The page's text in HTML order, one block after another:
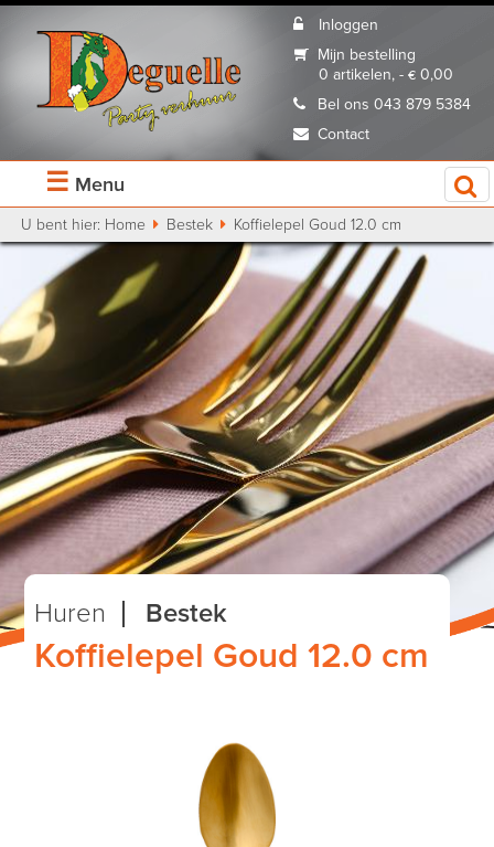
Inloggen
Mijn bestelling
0 artikelen, - € 0,00
Bel ons 043 879 5384
Contact
☰ Menu
U bent hier: Home Bestek Koffielepel Goud 12.0 cm
Huren Bestek
Koffielepel Goud 12.0 cm